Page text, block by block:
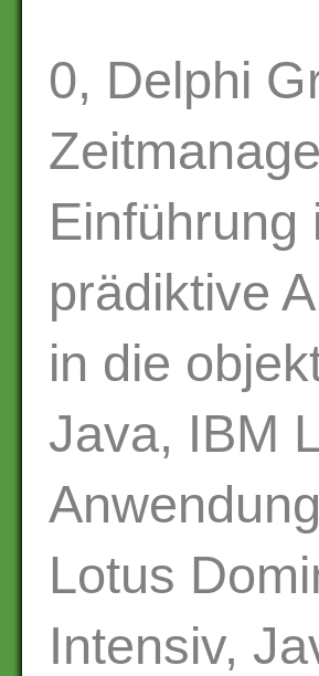
0, Delphi
Einführung
prädiktive
in die
Java, IBM
Lotus
Intensiv,